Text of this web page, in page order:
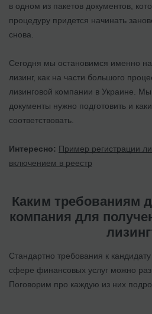
в одном из пакетов документов,
процедуру придется начинать
снова.
Сегодня мы остановимся именно
лизинг, как на части большого
лизинговой компании в Украине.
документы нужно подготовить и
соответствовать.
Интересно: Пример регистрации
включением в реестр
Каким требованиям
компания для
Стандартно требования к
сфере финансовых услуг можно
Поговорим про каждую из них